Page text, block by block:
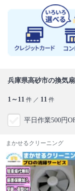
兵庫県高砂市の換気
1～11 件 ／ 11 件
平日作業500円
まかせるクリーニング